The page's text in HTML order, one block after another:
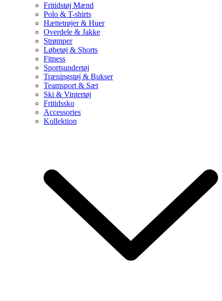
Fritidstøj Mænd
Polo & T-shirts
Hættetrøjer & Huer
Overdele & Jakke
Strømper
Løbetøj & Shorts
Fitness
Sportsundertøj
Træningstøj & Bukser
Teamsport & Sæt
Ski & Vintertøj
Fritidssko
Accessories
Kollektion